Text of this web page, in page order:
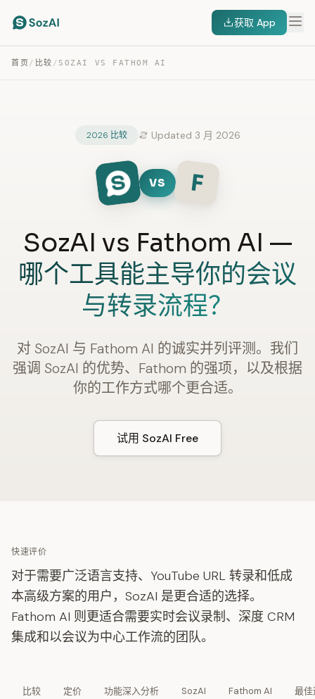
获取 App
首页 / 比较 / SOZAI VS FATHOM AI
2026 比较 Updated 3 月 2026
VS F
SozAI vs Fathom AI —
哪个工具能主导你的会议
与转录流程？
对 SozAI 与 Fathom AI 的诚实并列评测。我们
强调 SozAI 的优势、Fathom 的强项，以及根据
你的工作方式哪个更合适。
试用 SozAI Free
快速评价
对于需要广泛语言支持、YouTube URL 转录和低成
本高级方案的用户，SozAI 是更合适的选择。
Fathom AI 则更适合需要实时会议录制、深度 CRM
集成和以会议为中心工作流的团队。
比较 定价 功能深入分析 SozAI Fathom AI 最